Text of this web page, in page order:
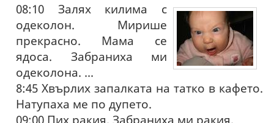
08:10 Залях килима с
одеколон. Мирише
прекрасно. Мама се
ядоса. Забраниха ми
одеколона. ...
8:45 Хвърлих запалката на татко в кафето.
Натупаха ме по дупето.
09:00 Пих ракия. Забраниха ми ракия.